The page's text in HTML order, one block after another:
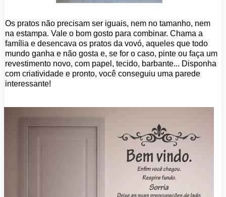
Os pratos não precisam ser iguais, nem no tamanho, nem
na estampa. Vale o bom gosto para combinar. Chama a
família e desencava os pratos da vovó, aqueles que todo
mundo ganha e não gosta e, se for o caso, pinte ou faça um
revestimento novo, com papel, tecido, barbante... Disponha
com criatividade e pronto, você conseguiu uma parede
interessante!